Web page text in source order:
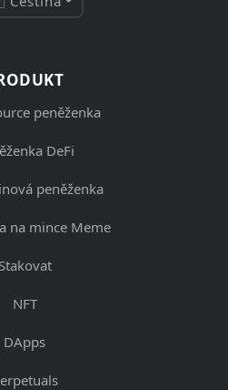
peněženka
DeFi
peněženka
na mince Meme
Stakovat
NFT
DApps